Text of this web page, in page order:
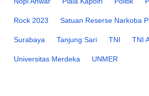
Rock 2023 Satuan Reserse Narkoba
Surabaya Tanjung Sari TNI TNI
Universitas Merdeka UNMER